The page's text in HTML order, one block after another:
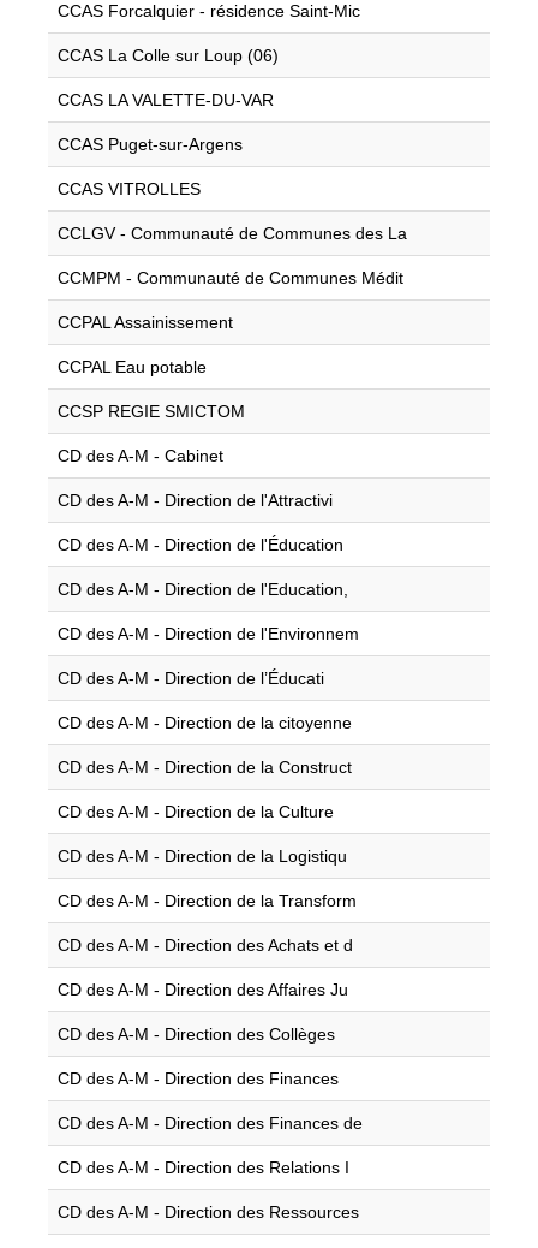
CCAS Forcalquier - résidence Saint-Mic
CCAS La Colle sur Loup (06)
CCAS LA VALETTE-DU-VAR
CCAS Puget-sur-Argens
CCAS VITROLLES
CCLGV - Communauté de Communes des La
CCMPM - Communauté de Communes Médit
CCPAL Assainissement
CCPAL Eau potable
CCSP REGIE SMICTOM
CD des A-M - Cabinet
CD des A-M - Direction de l'Attractivi
CD des A-M - Direction de l'Éducation
CD des A-M - Direction de l'Education,
CD des A-M - Direction de l'Environnem
CD des A-M - Direction de l’Éducati
CD des A-M - Direction de la citoyenne
CD des A-M - Direction de la Construct
CD des A-M - Direction de la Culture
CD des A-M - Direction de la Logistiqu
CD des A-M - Direction de la Transform
CD des A-M - Direction des Achats et d
CD des A-M - Direction des Affaires Ju
CD des A-M - Direction des Collèges
CD des A-M - Direction des Finances
CD des A-M - Direction des Finances de
CD des A-M - Direction des Relations I
CD des A-M - Direction des Ressources